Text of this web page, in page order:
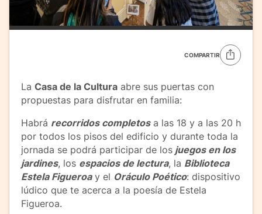
COMPARTIR
La Casa de la Cultura abre sus puertas con
propuestas para disfrutar en familia:
Habrá recorridos completosa las 18 y a las 20 h
por todos los pisos del edificio y durante toda la
jornada se podrá participar de los juegos en los
jardines, los espacios de lectura, la Biblioteca
Estela Figueroay el Oráculo Poético: dispositivo
lúdico que te acerca a la poesía de Estela
Figueroa.